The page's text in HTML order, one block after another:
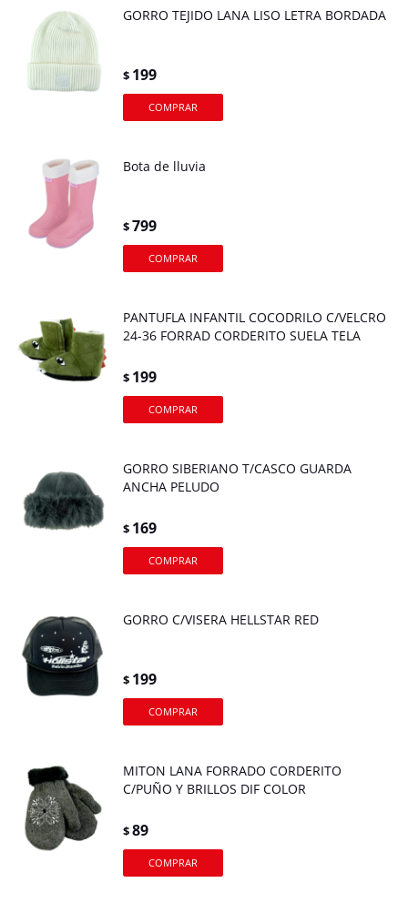
GORRO TEJIDO LANA LISO LETRA BORDADA
$ 199
Bota de lluvia
$799
PANTUFLA INFANTIL COCODRILO C/VELCRO
24-36 FORRAD CORDERITO SUELA TELA
$ 199
GORRO SIBERIANO T/CASCO GUARDA
ANCHA PELUDO
$ 169
GORRO C/VISERA HELLSTAR RED
$ 199
MITON LANA FORRADO CORDERITO
C/PUÑO Y BRILLOS DIF COLOR
$89